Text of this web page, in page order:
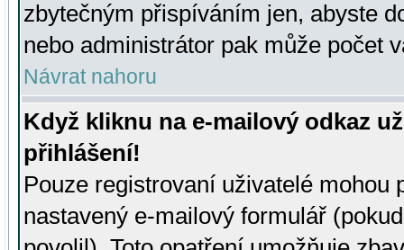
zbytečným přispíváním jen, abyste
nebo administrátor pak může počet
Návrat nahoru
Když kliknu na e-mailový odkaz
přihlášení!
Pouze registrovaní uživatelé mohou
nastavený e-mailový formulář